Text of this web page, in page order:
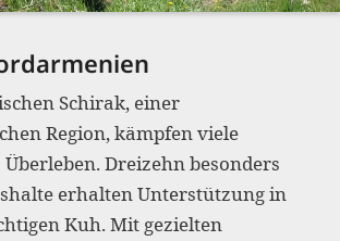
Schirak, einer
Region, kämpfen viele
Dreizehn besonders
erhalten Unterstützung in
Kuh. Mit gezielten
Neben
helfen